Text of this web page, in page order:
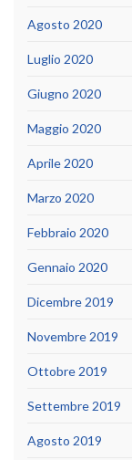
Agosto 2020
Luglio 2020
Giugno 2020
Maggio 2020
Aprile 2020
Marzo 2020
Febbraio 2020
Gennaio 2020
Dicembre 2019
Novembre 2019
Ottobre 2019
Settembre 2019
Agosto 2019